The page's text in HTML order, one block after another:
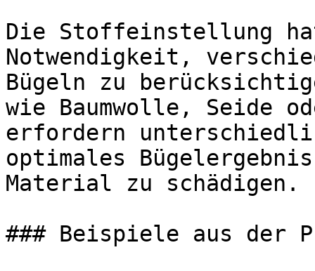
Die Stoffeinstellung
Notwendigkeit,
Bügeln zu
wie Baumwolle, Seide
erfordern
optimales
Material zu schädigen.
### Beispiele aus der